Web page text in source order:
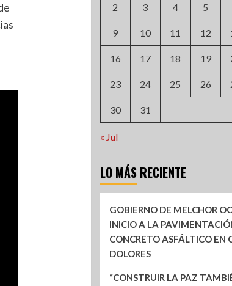
2 3 4 5
9 10 11 12
16 17 18 19
23 24 25 26
30 31
« Jul
LO MÁS RECIENTE
GOBIERNO DE MELCHOR
INICIO A LA
CONCRETO ASFÁLTICO EN
DOLORES
“CONSTRUIR LA PAZ